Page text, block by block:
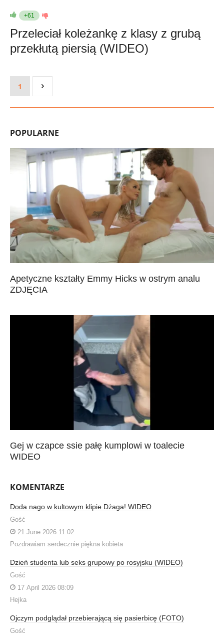
+61
Przeleciał koleżankę z klasy z grubą
przekłutą piersią (WIDEO)
1
POPULARNE
Apetyczne kształty Emmy Hicks w ostrym analu
ZDJĘCIA
Gej w czapce ssie pałę kumplowi w toalecie
WIDEO
KOMENTARZE
Doda nago w kultowym klipie Dżaga! WIDEO
Gość
21 June 2026 11:02
Pozdrawiam serdecznie piękna kobieta
Dzień studenta lub seks grupowy po rosyjsku (WIDEO)
Gość
17 April 2026 08:09
Hejka
Ojczym podglądał przebierającą się pasierbicę (FOTO)
Gość